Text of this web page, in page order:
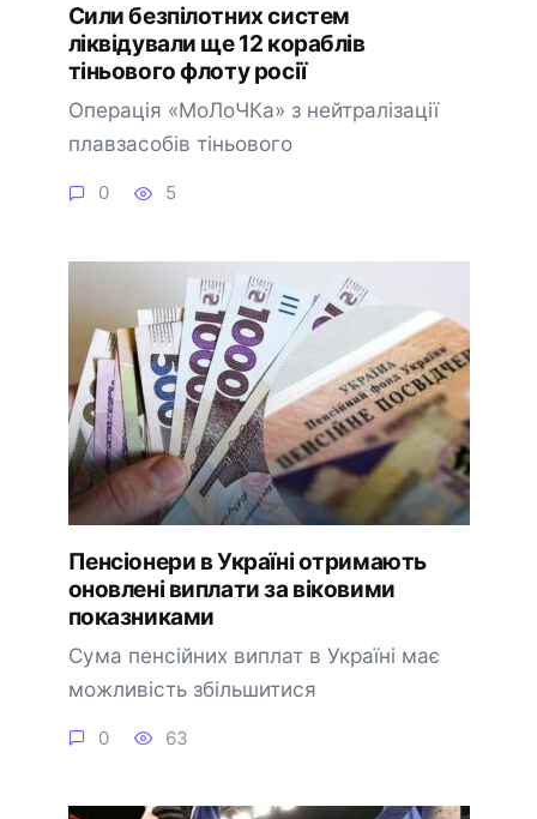
Сили безпілотних систем
ліквідували ще 12 кораблів
тіньового флоту росії
Операція «МоЛоЧКа» з нейтралізації
плавзасобів тіньового
0 5
Пенсіонери в Україні отримають
оновлені виплати за віковими
показниками
Сума пенсійних виплат в Україні має
можливість збільшитися
0 63